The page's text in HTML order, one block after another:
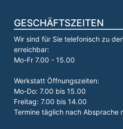
GESCHÄFTSZEITEN
Wir sind für Sie telefonisch zu
erreichbar:
Mo-Fr 7.00 - 15.00
Werkstatt Öffnungszeiten:
Mo-Do: 7.00 bis 15.00
Freitag: 7.00 bis 14.00
Termine täglich nach Absprache